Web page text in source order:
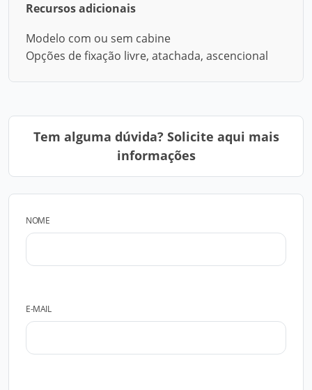
Recursos adicionais
Modelo com ou sem cabine
Opções de fixação livre, atachada, ascencional
Tem alguma dúvida? Solicite aqui mais
informações
NOME
E-MAIL